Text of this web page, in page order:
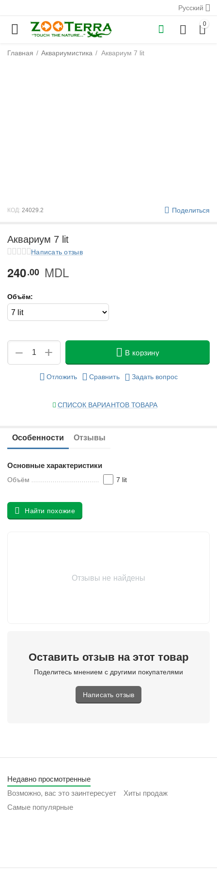
Русский
0
Главная / Аквариумистика / Аквариум 7 lit
КОД: 24029.2 Поделиться
Аквариум 7 lit
Написать отзыв
240 00 MDL
Объём:
+
− В корзину
Отложить Сравнить Задать вопрос
СПИСОК ВАРИАНТОВ ТОВАРА
Особенности Отзывы
Основные характеристики
Объём 7 lit
Найти похожие
Отзывы не найдены
Оставить отзыв на этот товар
Поделитесь мнением с другими покупателями
Написать отзыв
Недавно просмотренные
Возможно, вас это заинтересует
Хиты продаж
Самые популярные